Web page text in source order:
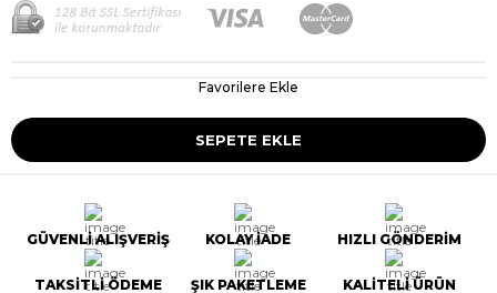
Favorilere Ekle
GÜVENLİ ALIŞVERİŞ KOLAY İADE HIZLI GÖNDERİM
TAKSİTLİ ÖDEME ŞIK PAKETLEME KALİTELİ ÜRÜN